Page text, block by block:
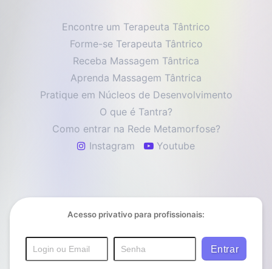
Encontre um Terapeuta Tântrico
Forme-se Terapeuta Tântrico
Receba Massagem Tântrica
Aprenda Massagem Tântrica
Pratique em Núcleos de Desenvolvimento
O que é Tantra?
Como entrar na Rede Metamorfose?
Instagram
Youtube
Acesso privativo para profissionais: